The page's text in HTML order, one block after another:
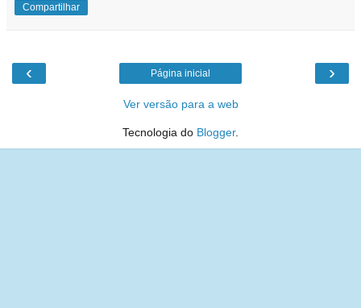
Compartilhar
‹ ›
Página inicial
Ver versão para a web
Tecnologia do Blogger.